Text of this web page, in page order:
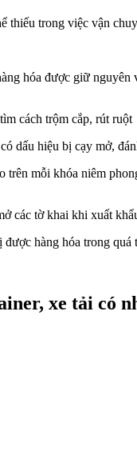
thiếu trong việc vận
hóa được giữ
cách trộm cắp, rút ruột
dấu hiệu bị cạy mở,
mỗi khóa niêm
các tờ khai khi xuất
được hàng hóa trong
xe tải có